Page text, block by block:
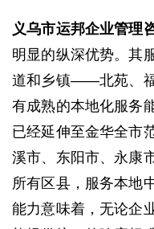
义乌市运邦企业管理
明显的纵深优势。其
道和乡镇——北苑、
有成熟的本地化服务
已经延伸至金华全市
溪市、东阳市、永康
所有区县，服务本地
能力意味着，无论企